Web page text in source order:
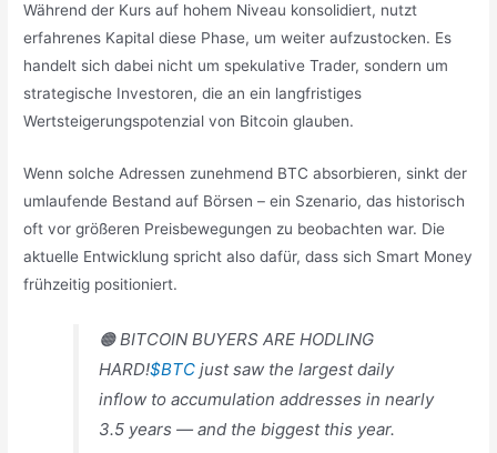
Während der Kurs auf hohem Niveau konsolidiert, nutzt
erfahrenes Kapital diese Phase, um weiter aufzustocken. Es
handelt sich dabei nicht um spekulative Trader, sondern um
strategische Investoren, die an ein langfristiges
Wertsteigerungspotenzial von Bitcoin glauben.
Wenn solche Adressen zunehmend BTC absorbieren, sinkt der
umlaufende Bestand auf Börsen – ein Szenario, das historisch
oft vor größeren Preisbewegungen zu beobachten war. Die
aktuelle Entwicklung spricht also dafür, dass sich Smart Money
frühzeitig positioniert.
🟠 BITCOIN BUYERS ARE HODLING
HARD!$BTC just saw the largest daily
inflow to accumulation addresses in nearly
3.5 years — and the biggest this year.